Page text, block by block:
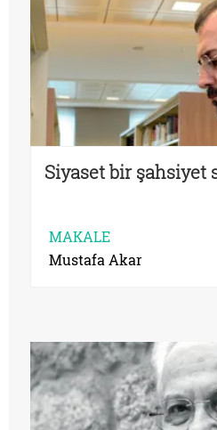
Siyaset bir şahsiyet
MAKALE
Mustafa Akar